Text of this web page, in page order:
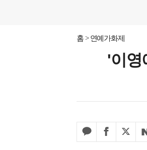
홈 연예가화제
'이영